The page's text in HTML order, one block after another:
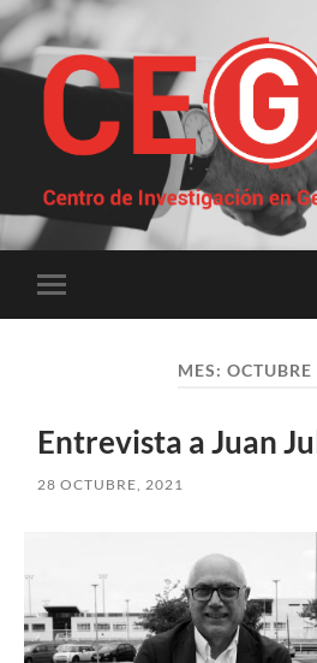
Centro
de
Alternar
el
MES:
Entrevista a Juan
28 OCTUBRE, 2021